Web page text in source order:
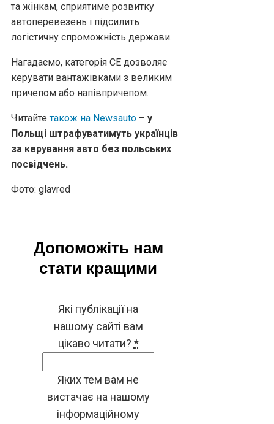
та жінкам, сприятиме розвитку
автоперевезень і підсилить
логістичну спроможність держави.
Нагадаємо, категорія СЕ дозволяє
керувати вантажівками з великим
причепом або напівпричепом.
Читайтетакож на Newsauto – у
Польщі штрафуватимуть українців
за керування авто без польських
посвідчень.
Фото: glavred
Допоможіть нам
стати кращими
Які публікації на
нашому сайті вам
цікаво читати? *
Яких тем вам не
вистачає на нашому
інформаційному